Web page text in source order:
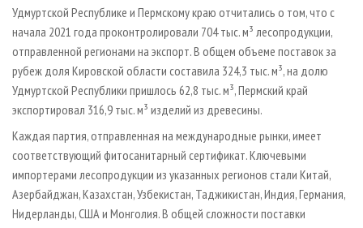
ПРОИЗВОДСТВО МЕБЕЛИ
БИОЭНЕРГЕТИКА
ЦБП
ИНСТРУМЕНТ И МАТЕРИАЛЫ
ПРИОРИТЕТНЫЕ ИНВЕСТПРОЕКТЫ
RUSSIAN FORESTRY REVIEW
ГАЗЕТА ЛЕСПРОМФОРУМ
БИБЛИОТЕКА СПЕЦИАЛИСТА
Удмуртской Республике и Пермскому краю отчитались о том, что с
начала 2021 года проконтролировали 704 тыс. м³ лесопродукции,
отправленной регионами на экспорт. В общем объеме поставок за
рубеж доля Кировской области составила 324,3 тыс. м³, на долю
Удмуртской Республики пришлось 62,8 тыс. м³, Пермский край
экспортировал 316,9 тыс. м³ изделий из древесины.
Каждая партия, отправленная на международные рынки, имеет
соответствующий фитосанитарный сертификат. Ключевыми
импортерами лесопродукции из указанных регионов стали Китай,
Азербайджан, Казахстан, Узбекистан, Таджикистан, Индия, Германия,
Нидерланды, США и Монголия. В общей сложности поставки